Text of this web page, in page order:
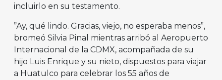
incluirlo en su testamento.
”Ay, qué lindo. Gracias, viejo, no esperaba menos”,
bromeó Silvia Pinal mientras arribó al Aeropuerto
Internacional de la CDMX, acompañada de su
hijo Luis Enrique y su nieto, dispuestos para viajar
a Huatulco para celebrar los 55 años de